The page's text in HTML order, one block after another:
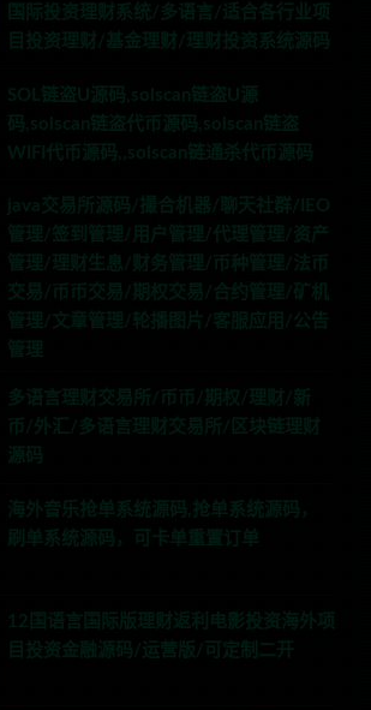
国际投资理财系统/多语言/适合各行业项
目投资理财/基金理财/理财投资系统源码
SOL链盗U源码,solscan链盗U源
码,solscan链盗代币源码,solscan链盗
WIFI代币源码,,solscan链通杀代币源码
java交易所源码/撮合机器/聊天社群/IEO
管理/签到管理/用户管理/代理管理/资产
管理/理财生息/财务管理/币种管理/法币
交易/币币交易/期权交易/合约管理/矿机
管理/文章管理/轮播图片/客服应用/公告
管理
多语言理财交易所/币币/期权/理财/新
币/外汇/多语言理财交易所/区块链理财
源码
海外音乐抢单系统源码,抢单系统源码，
刷单系统源码，可卡单重置订单
12国语言国际版理财返利电影投资海外项
目投资金融源码/运营版/可定制二开